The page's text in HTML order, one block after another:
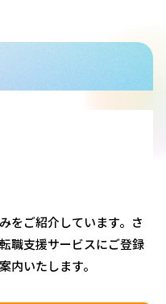
をご紹介しています。さ
職支援サービスにご登録
内いたします。